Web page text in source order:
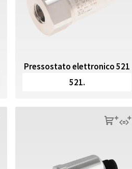
Pressostato elettronico 521
521.
sq